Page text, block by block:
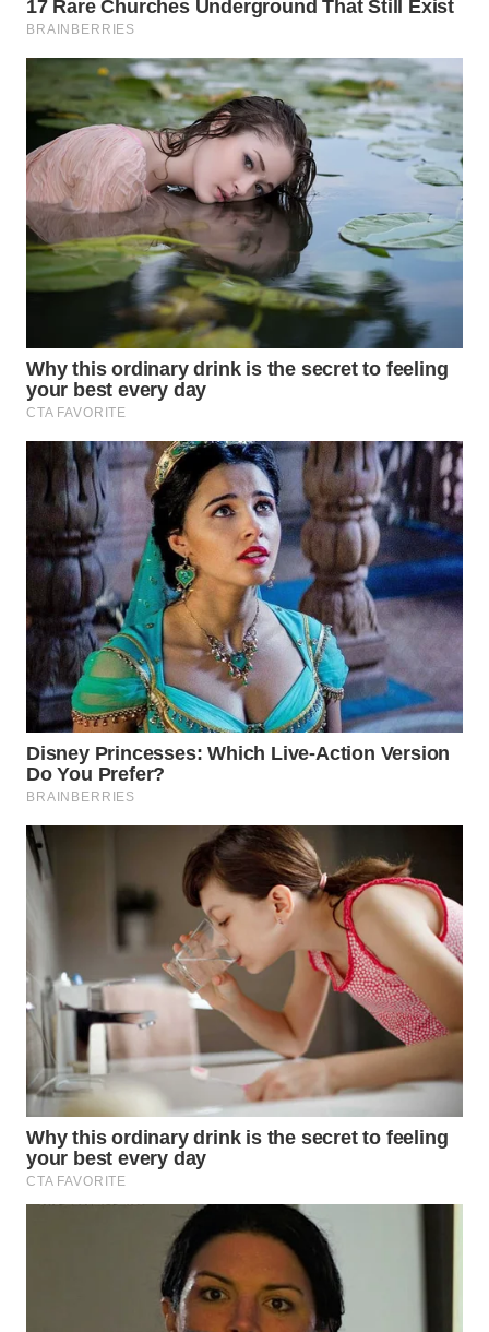
TEBING
TINGGI
WN
PAKPAK
WN
KARAWANG
WN
BOGOR
WN
DEPOK
WN
TAPANULI
UTARA
WN
SAMOSIR
WN
PADANG
LAWAS
SUMEDANG
WN
KEPULAUAN
SERIBU
WN
TANGERANG
WN